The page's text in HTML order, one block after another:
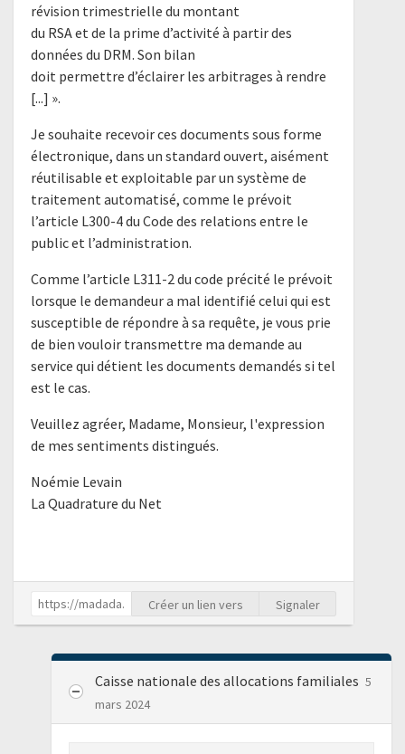
révision trimestrielle du montant
du RSA et de la prime d’activité à partir des
données du DRM. Son bilan
doit permettre d’éclairer les arbitrages à rendre
[...] ».
Je souhaite recevoir ces documents sous forme
électronique, dans un standard ouvert, aisément
réutilisable et exploitable par un système de
traitement automatisé, comme le prévoit
l’article L300-4 du Code des relations entre le
public et l’administration.
Comme l’article L311-2 du code précité le prévoit
lorsque le demandeur a mal identifié celui qui est
susceptible de répondre à sa requête, je vous prie
de bien vouloir transmettre ma demande au
service qui détient les documents demandés si tel
est le cas.
Veuillez agréer, Madame, Monsieur, l'expression
de mes sentiments distingués.
Noémie Levain
La Quadrature du Net
Créer un lien vers Signaler
Caisse nationale des allocations familiales 5
mars 2024